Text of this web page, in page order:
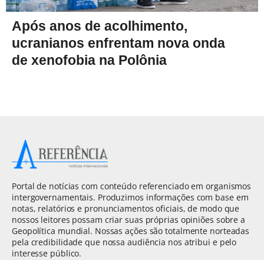
Após anos de acolhimento,
ucranianos enfrentam nova onda
de xenofobia na Polônia
Portal de notícias com conteúdo referenciado em organismos
intergovernamentais. Produzimos informações com base em
notas, relatórios e pronunciamentos oficiais, de modo que
nossos leitores possam criar suas próprias opiniões sobre a
Geopolítica mundial. Nossas ações são totalmente norteadas
pela credibilidade que nossa audiência nos atribui e pelo
interesse público.